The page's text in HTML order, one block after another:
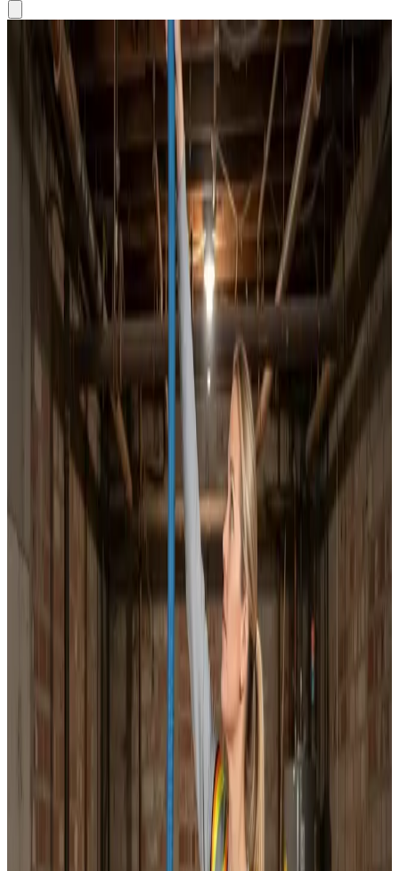
Ventilationsrens i
Ventilationsrens i
Få renset ventilationen i Ry af specialister. Vi arbejder
med roterende børster, kompressor og undertryk, så
snavset opsamles direkte — uden støvgener for dig eller
beboerne.
Dokumenteret ventilationsrens